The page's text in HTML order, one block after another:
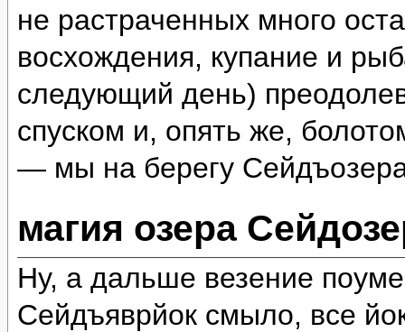
не растраченных много
восхождения, купание и
следующий день)
спуском и, опять же,
— мы на берегу
магия озера
Ну, а дальше везение
Сейдъяврйок смыло, все